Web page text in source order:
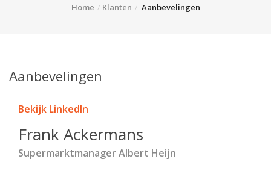
Home Klanten Aanbevelingen
Aanbevelingen
Bekijk LinkedIn
Frank Ackermans
Supermarktmanager Albert Heijn